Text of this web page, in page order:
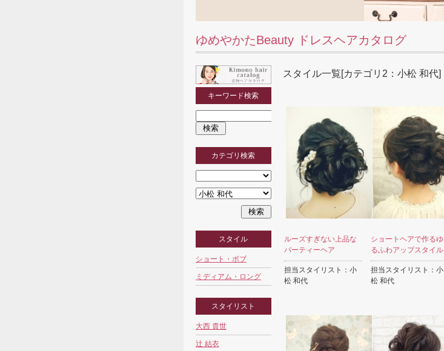
ゆめやかたBeauty ドレスヘアカタログ
スタイル一覧[カテゴリ2：小松 和代]
ルーズすぎない上品な
パーティーヘア
担当スタイリスト：小
松 和代
ショートヘアで作るゆ
るふわアップスタイル
担当スタイリスト：小
松 和代
キーワード検索
カテゴリ検索
スタイル
ショート・ボブ
ミディアム・ロング
スタイリスト
大西 貴世
辻 結衣